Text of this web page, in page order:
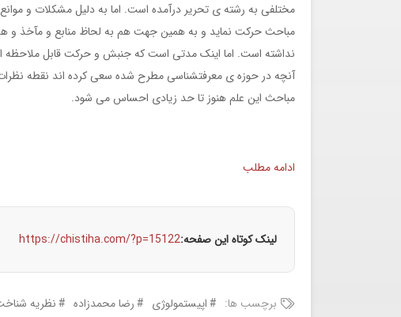
مختلفی به رشته‏ ی تحریر درآمده است. اما به دلیل مشکلات و
مباحث حرکت نماید و به همین جهت هم به لحاظ منابع و مآخذ و
نداشته است. اما اینک مدتی است که جنبش و حرکت قابل
آنچه در حوزه‏ ی معرفت‏شناسی مطرح شده سعی کرده ‏اند نقطه نظرات
مباحث این علم هنوز تا حد زیادی احساس می ‏شود.
ادامه مطلب
لینک کوتاه این صفحه:https://chistiha.com/?p=15122
برچسب ها: اپیستمولوژی رضا محمدزاده نظریه